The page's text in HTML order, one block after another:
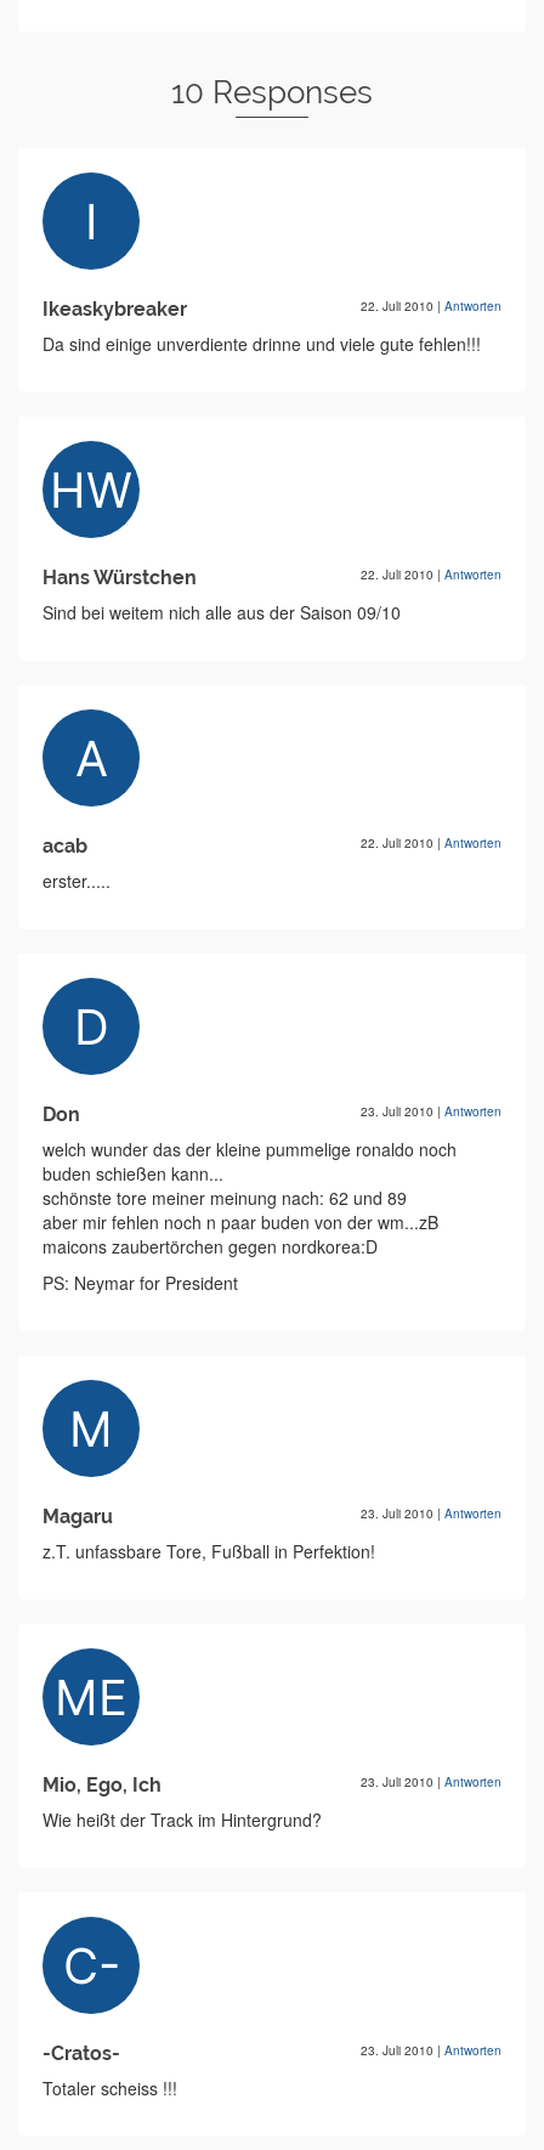
10 Responses
Ikeaskybreaker 22. Juli 2010 | Antworten
Da sind einige unverdiente drinne und viele gute fehlen!!!
Hans Würstchen 22. Juli 2010 | Antworten
Sind bei weitem nich alle aus der Saison 09/10
acab 22. Juli 2010 | Antworten
erster.....
Don 23. Juli 2010 | Antworten
welch wunder das der kleine pummelige ronaldo noch
buden schießen kann...
schönste tore meiner meinung nach: 62 und 89
aber mir fehlen noch n paar buden von der wm...zB
maicons zaubertörchen gegen nordkorea:D
PS: Neymar for President
Magaru 23. Juli 2010 | Antworten
z.T. unfassbare Tore, Fußball in Perfektion!
Mio, Ego, Ich 23. Juli 2010 | Antworten
Wie heißt der Track im Hintergrund?
-Cratos- 23. Juli 2010 | Antworten
Totaler scheiss !!!